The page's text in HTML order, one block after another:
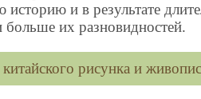
и в результате
больше их разновидностей.
рисунка и